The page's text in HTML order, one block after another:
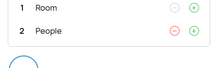
1 Room
2 People